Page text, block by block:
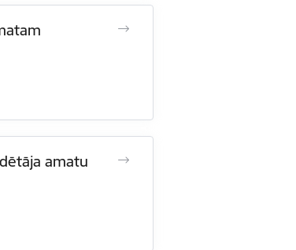
amatu